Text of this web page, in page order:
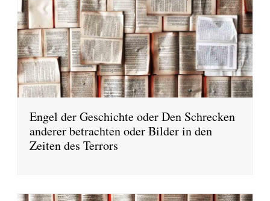
Engel der Geschichte oder Den Schrecken
anderer betrachten oder Bilder in den
Zeiten des Terrors